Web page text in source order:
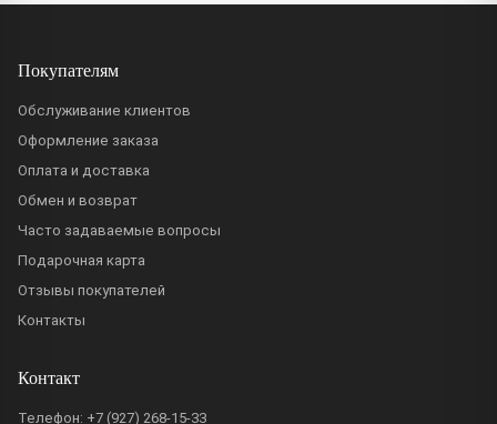
Покупателям
Обслуживание клиентов
Оформление заказа
Оплата и доставка
Обмен и возврат
Часто задаваемые вопросы
Подарочная карта
Отзывы покупателей
Контакты
Контакт
Телефон: +7 (927) 268-15-33